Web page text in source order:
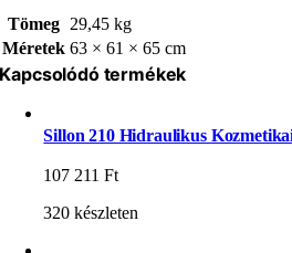
Tömeg 29,45 kg
Méretek 63 × 61 × 65 cm
Kapcsolódó termékek
Sillon 210 Hidraulikus
107 211Ft
320 készleten